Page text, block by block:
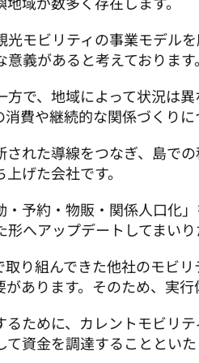
モビリティの事業モデル
義があると考えております。
で、地域によって状況は
費や継続的な関係づくり
れた導線をつなぎ、島で
げた会社です。
予約・物販・関係人口化
へアップデートしてまいり
り組んできた他社のモビ
あります。そのため、実
ために、カレントモビリ
資金を調達することとい